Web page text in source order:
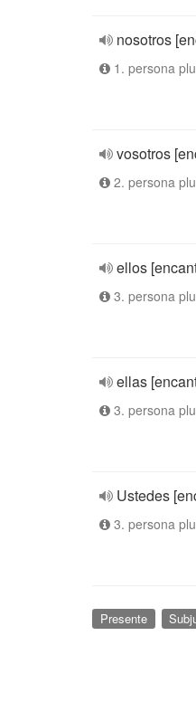
nosotros
1. persona
vosotros
2. persona
ellos
3. persona
ellas
3. persona
Ustedes
3. persona
Presente